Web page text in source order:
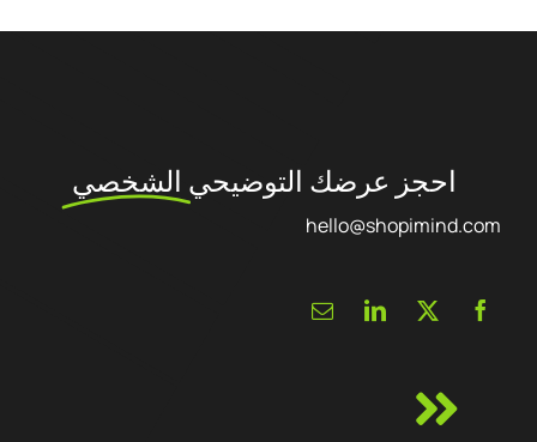
احجز عرضك التوضيحي الشخصي
hello@shopimind.com